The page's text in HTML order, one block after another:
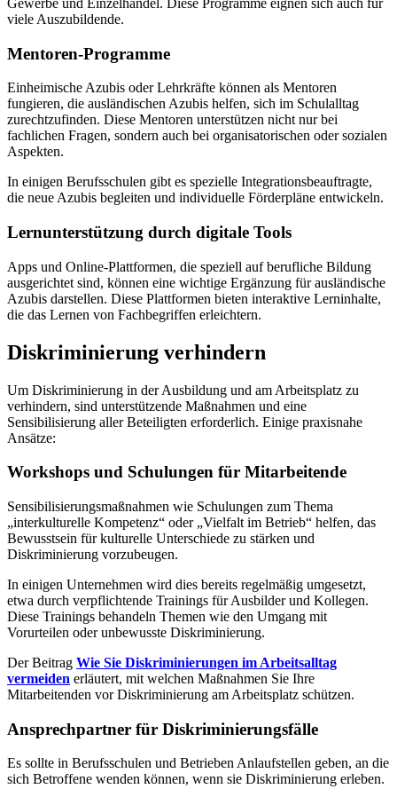
viele Auszubildende.
Mentoren-Programme
Einheimische Azubis oder Lehrkräfte können als Mentoren
fungieren, die ausländischen Azubis helfen, sich im Schulalltag
zurechtzufinden. Diese Mentoren unterstützen nicht nur bei
fachlichen Fragen, sondern auch bei organisatorischen oder sozialen
Aspekten.
In einigen Berufsschulen gibt es spezielle Integrationsbeauftragte,
die neue Azubis begleiten und individuelle Förderpläne entwickeln.
Lernunterstützung durch digitale Tools
Apps und Online-Plattformen, die speziell auf berufliche Bildung
ausgerichtet sind, können eine wichtige Ergänzung für ausländische
Azubis darstellen. Diese Plattformen bieten interaktive Lerninhalte,
die das Lernen von Fachbegriffen erleichtern.
Diskriminierung verhindern
Um Diskriminierung in der Ausbildung und am Arbeitsplatz zu
verhindern, sind unterstützende Maßnahmen und eine
Sensibilisierung aller Beteiligten erforderlich. Einige praxisnahe
Ansätze:
Workshops und Schulungen für Mitarbeitende
Sensibilisierungsmaßnahmen wie Schulungen zum Thema
„interkulturelle Kompetenz“ oder „Vielfalt im Betrieb“ helfen, das
Bewusstsein für kulturelle Unterschiede zu stärken und
Diskriminierung vorzubeugen.
In einigen Unternehmen wird dies bereits regelmäßig umgesetzt,
etwa durch verpflichtende Trainings für Ausbilder und Kollegen.
Diese Trainings behandeln Themen wie den Umgang mit
Vorurteilen oder unbewusste Diskriminierung.
Der Beitrag Wie Sie Diskriminierungen im Arbeitsalltag
vermeiden erläutert, mit welchen Maßnahmen Sie Ihre
Mitarbeitenden vor Diskriminierung am Arbeitsplatz schützen.
Ansprechpartner für Diskriminierungsfälle
Es sollte in Berufsschulen und Betrieben Anlaufstellen geben, an die
sich Betroffene wenden können, wenn sie Diskriminierung erleben.